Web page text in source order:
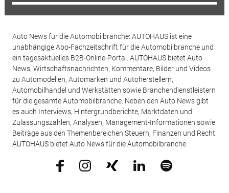
Auto News für die Automobilbranche: AUTOHAUS ist eine
unabhängige Abo-Fachzeitschrift für die Automobilbranche und
ein tagesaktuelles B2B-Online-Portal. AUTOHAUS bietet Auto
News, Wirtschaftsnachrichten, Kommentare, Bilder und Videos
zu Automodellen, Automarken und Autoherstellern,
Automobilhandel und Werkstätten sowie Branchendienstleistern
für die gesamte Automobilbranche. Neben den Auto News gibt
es auch Interviews, Hintergrundberichte, Marktdaten und
Zulassungszahlen, Analysen, Management-Informationen sowie
Beiträge aus den Themenbereichen Steuern, Finanzen und Recht.
AUTOHAUS bietet Auto News für die Automobilbranche.